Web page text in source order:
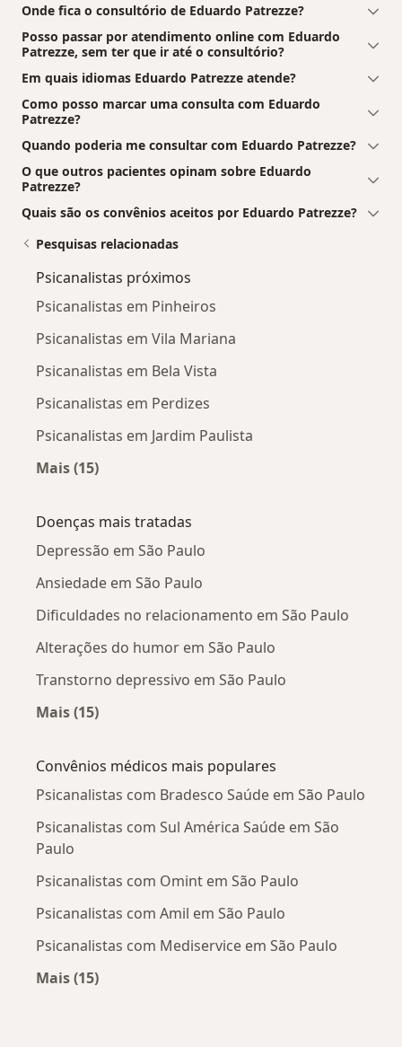
Onde fica o consultório de Eduardo Patrezze?
Posso passar por atendimento online com Eduardo
Patrezze, sem ter que ir até o consultório?
Em quais idiomas Eduardo Patrezze atende?
Como posso marcar uma consulta com Eduardo
Patrezze?
Quando poderia me consultar com Eduardo Patrezze?
O que outros pacientes opinam sobre Eduardo
Patrezze?
Quais são os convênios aceitos por Eduardo Patrezze?
Pesquisas relacionadas
Psicanalistas próximos
Psicanalistas em Pinheiros
Psicanalistas em Vila Mariana
Psicanalistas em Bela Vista
Psicanalistas em Perdizes
Psicanalistas em Jardim Paulista
Mais (15)
Doenças mais tratadas
Depressão em São Paulo
Ansiedade em São Paulo
Dificuldades no relacionamento em São Paulo
Alterações do humor em São Paulo
Transtorno depressivo em São Paulo
Mais (15)
Convênios médicos mais populares
Psicanalistas com Bradesco Saúde em São Paulo
Psicanalistas com Sul América Saúde em São
Paulo
Psicanalistas com Omint em São Paulo
Psicanalistas com Amil em São Paulo
Psicanalistas com Mediservice em São Paulo
Mais (15)